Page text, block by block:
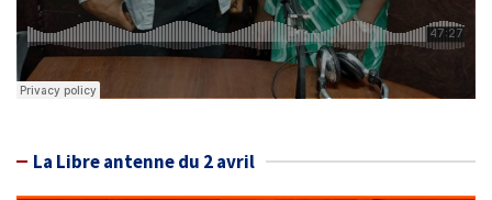
La Libre antenne du 2 avril